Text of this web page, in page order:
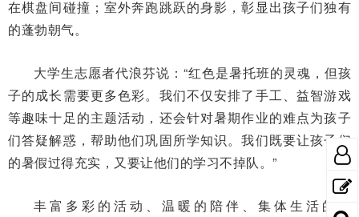
在棋盘间碰撞；室外奔跑跳跃的身影，彰显出孩子们独有
的蓬勃朝气。
大学生志愿者代浪芬说：“红色是暑托班的灵魂，但孩
子的成长需要更多色彩。我们不仅安排了手工、益智游戏
等趣味十足的主题活动，还会针对暑期作业的难点为孩子
们答疑解惑，帮助他们巩固所学知识。我们既要让孩子们
的暑假过得充实，又要让他们的学习不掉队。”
丰富多彩的活动、温暖的陪伴、集体生活的乐